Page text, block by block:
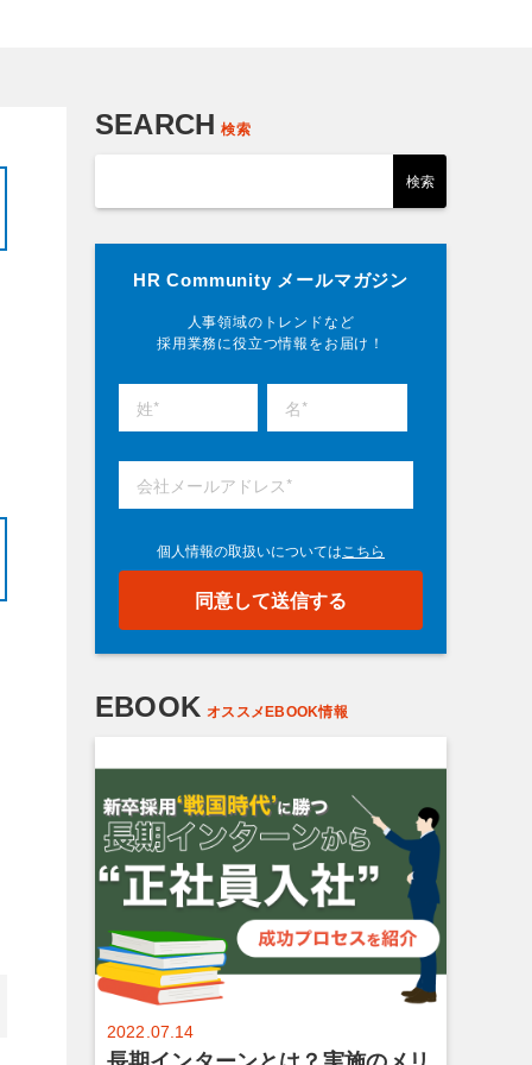
SEARCH 検索
HR Community メールマガジン
人事領域のトレンドなど
採用業務に役立つ情報をお届け！
EBOOK オススメEBOOK情報
2022.07.14